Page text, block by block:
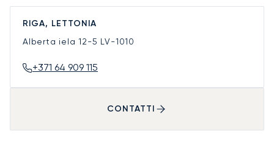
RIGA, LETTONIA
Alberta iela 12-5 LV-1010
+371 64 909 115
CONTATTI